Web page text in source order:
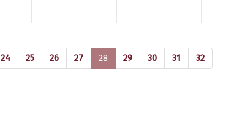
24 25 26 27 28 (current)
29 30 31 32